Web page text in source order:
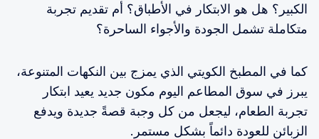
الكبير؟ هل هو الابتكار في الأطباق؟ أم تقديم تجربة
متكاملة تشمل الجودة والأجواء الساحرة؟
كما في المطبخ الكويتي الذي يمزج بين النكهات المتنوعة،
يبرز في سوق المطاعم اليوم مكون جديد يعيد ابتكار
تجربة الطعام، ليجعل من كل وجبة قصةً جديدة ويدفع
الزبائن للعودة دائماً بشكل مستمر.